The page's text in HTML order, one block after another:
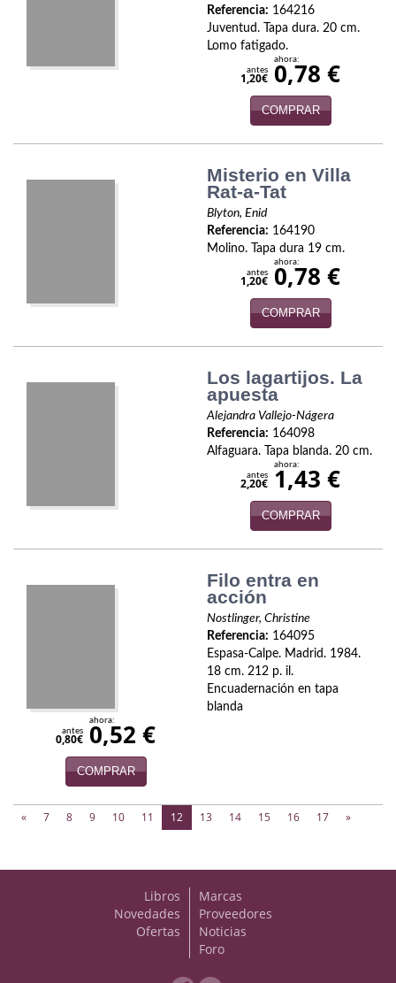
Referencia: 164216
Juventud. Tapa dura. 20 cm.
Lomo fatigado.
antes
1,20€
ahora:
0,78 €
COMPRAR
Misterio en Villa
Rat-a-Tat
Blyton, Enid
Referencia: 164190
Molino. Tapa dura 19 cm.
antes
1,20€
ahora:
0,78 €
COMPRAR
Los lagartijos. La
apuesta
Alejandra Vallejo-Nágera
Referencia: 164098
Alfaguara. Tapa blanda. 20 cm.
antes
2,20€
ahora:
1,43 €
COMPRAR
Filo entra en
acción
Nostlinger, Christine
Referencia: 164095
Espasa-Calpe. Madrid. 1984.
18 cm. 212 p. il.
Encuadernación en tapa
blanda
antes
0,80€
ahora:
0,52 €
COMPRAR
« 7 8 9 10 11 12 (current)
13 14 15 16 17 »
Libros
Novedades
Ofertas
Marcas
Proveedores
Noticias
Foro